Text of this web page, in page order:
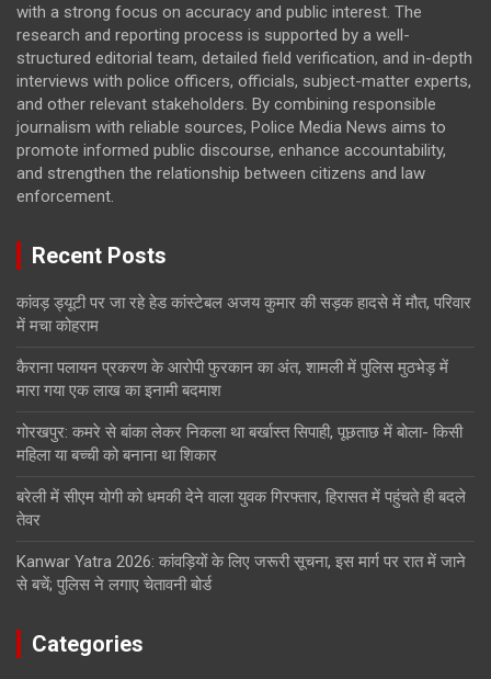
with a strong focus on accuracy and public interest. The
research and reporting process is supported by a well-
structured editorial team, detailed field verification, and in-depth
interviews with police officers, officials, subject-matter experts,
and other relevant stakeholders. By combining responsible
journalism with reliable sources, Police Media News aims to
promote informed public discourse, enhance accountability,
and strengthen the relationship between citizens and law
enforcement.
Recent Posts
कांवड़ ड्यूटी पर जा रहे हेड कांस्टेबल अजय कुमार की सड़क हादसे में मौत, परिवार
में मचा कोहराम
कैराना पलायन प्रकरण के आरोपी फुरकान का अंत, शामली में पुलिस मुठभेड़ में
मारा गया एक लाख का इनामी बदमाश
गोरखपुर: कमरे से बांका लेकर निकला था बर्खास्त सिपाही, पूछताछ में बोला- किसी
महिला या बच्ची को बनाना था शिकार
बरेली में सीएम योगी को धमकी देने वाला युवक गिरफ्तार, हिरासत में पहुंचते ही बदले
तेवर
Kanwar Yatra 2026: कांवड़ियों के लिए जरूरी सूचना, इस मार्ग पर रात में जाने
से बचें; पुलिस ने लगाए चेतावनी बोर्ड
Categories